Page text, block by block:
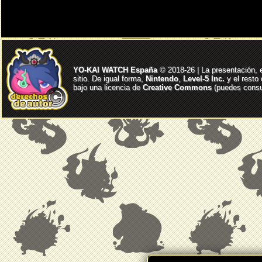
YO-KAI WATCH España© 2018-26 | La presentación,
sitio. De igual forma, Nintendo, Level-5 Inc. y el resto
bajo una licencia deCreative Commons(puedes